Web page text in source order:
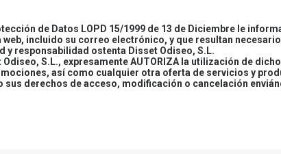
de Datos LOPD 15/1999 de 13 de Diciembre le
incluido su correo electrónico, y que resultan
responsabilidad ostenta Disset Odiseo, S.L.
S.L., expresamente AUTORIZA la utilización de
así como cualquier otra oferta de servicios y
derechos de acceso, modificación o cancelación